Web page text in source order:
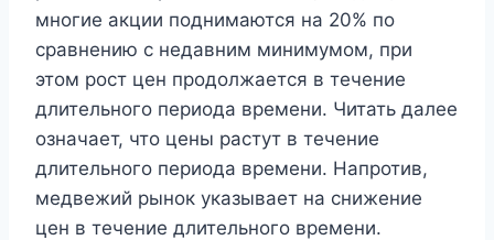
многие акции поднимаются на 20% по
сравнению с недавним минимумом, при
этом рост цен продолжается в течение
длительного периода времени. Читать далее
означает, что цены растут в течение
длительного периода времени. Напротив,
медвежий рынок указывает на снижение
цен в течение длительного времени.